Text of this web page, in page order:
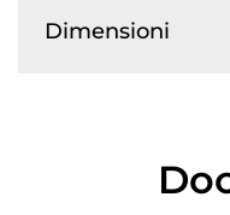
Dimensioni